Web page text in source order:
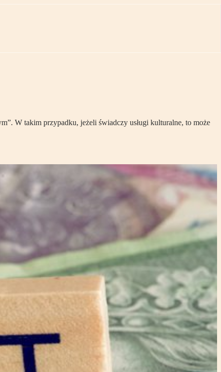
W takim przypadku, jeżeli świadczy usługi kulturalne, to może